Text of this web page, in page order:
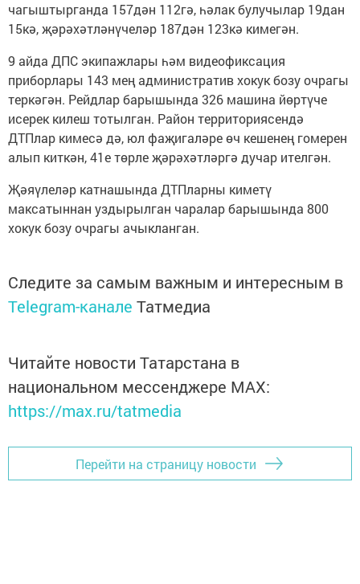
чагыштырганда 157дән 112гә, һәлак булучылар 19дан
15кә, җәрәхәтләнүчеләр 187дән 123кә кимегән.
9 айда ДПС экипажлары һәм видеофиксация
приборлары 143 мең административ хокук бозу очрагы
теркәгән. Рейдлар барышында 326 машина йөртүче
исерек килеш тотылган. Район территориясендә
ДТПлар кимесә дә, юл фаҗигаләре өч кешенең гомерен
алып киткән, 41е төрле җәрәхәтләргә дучар ителгән.
Җәяүлеләр катнашында ДТПларны киметү
максатыннан уздырылган чаралар барышында 800
хокук бозу очрагы ачыкланган.
Следите за самым важным и интересным в
Telegram-канале Татмедиа
Читайте новости Татарстана в
национальном мессенджере MАХ:
https://max.ru/tatmedia
Перейти на страницу новости